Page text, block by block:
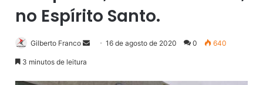
no Espírito Santo.
Gilberto Franco 16 de agosto de 2020 0 640
3 minutos de leitura